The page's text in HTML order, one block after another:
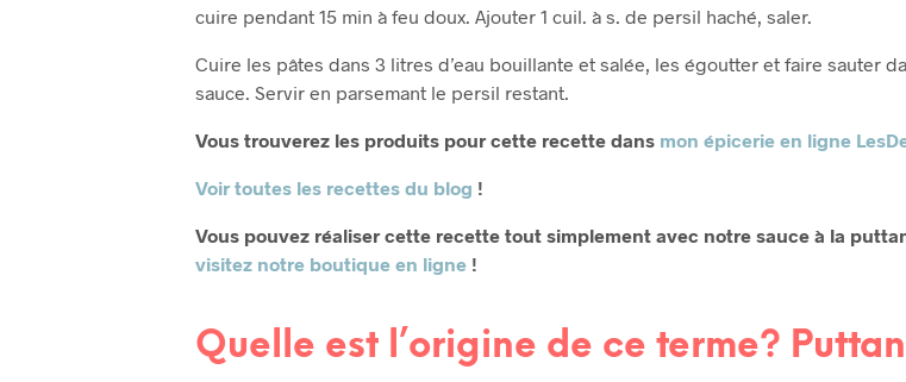
cuire pendant 15 min à feu doux. Ajouter 1 cuil. à s. de persil haché, saler.
Cuire les pâtes dans 3 litres d’eau bouillante et salée, les égoutter et faire sauter
sauce. Servir en parsemant le persil restant.
Vous trouverez les produits pour cette recette dans mon épicerie en ligne
Voir toutes les recettes du blog !
Vous pouvez réaliser cette recette tout simplement avec notre sauce à la
visitez notre boutique en ligne!
Quelle est l’origine de ce terme?